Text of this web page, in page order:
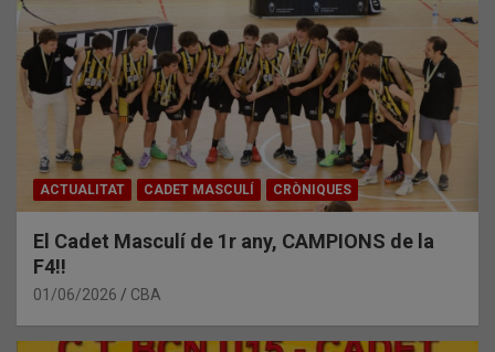
ACTUALITAT CADET MASCULÍ CRÒNIQUES
El Cadet Masculí de 1r any, CAMPIONS de la
F4!!
01/06/2026 CBA